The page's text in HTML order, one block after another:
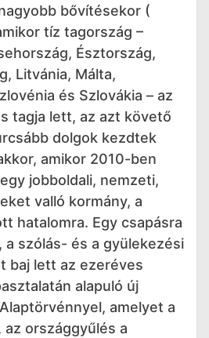
bővítésekor (
tíz tagország –
Észtország,
Litvánia, Málta,
és Szlovákia – az
tagja lett, az azt követő
dolgok kezdtek
amikor 2010-ben
jobboldali, nemzeti,
valló kormány, a
hatalomra. Egy csapásra
szólás- és a gyülekezési
baj lett az ezeréves
alapuló új
amelyet a
országgyűlés a